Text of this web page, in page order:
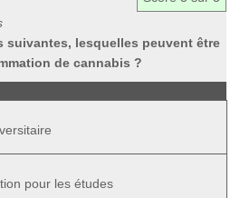
suivantes, lesquelles peuvent être
de cannabis ?
pour les études